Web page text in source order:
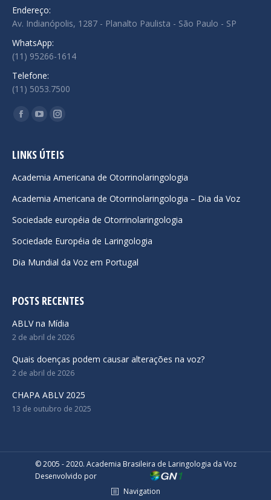
Endereço:
Av. Indianópolis, 1287 - Planalto Paulista - São Paulo - SP
WhatsApp:
(11) 95266-1614
Telefone:
(11) 5053.7500
Encontre-nos em:
Facebook
opens
new
window
YouTube
opens
new
window
Instagram
opens
new
window
LINKS ÚTEIS
Academia Americana de Otorrinolaringologia
Academia Americana de Otorrinolaringologia – Dia da Voz
Sociedade européia de Otorrinolaringologia
Sociedade Européia de Laringologia
Dia Mundial da Voz em Portugal
POSTS RECENTES
ABLV na Mídia
2 de abril de 2026
Quais doenças podem causar alterações na voz?
2 de abril de 2026
CHAPA ABLV 2025
13 de outubro de 2025
© 2005 - 2020. Academia Brasileira de Laringologia da Voz
Desenvolvido por
Navigation